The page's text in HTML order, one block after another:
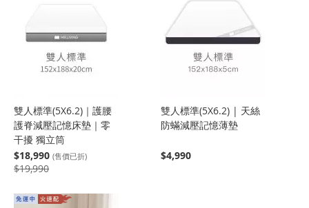
雙人標準(5X6.2)｜護腰
護脊減壓記憶床墊｜零
干擾 獨立筒
$18,990 (售價已折)
$19,990
雙人標準(5X6.2) | 天絲
防蟎減壓記憶薄墊
$4,990